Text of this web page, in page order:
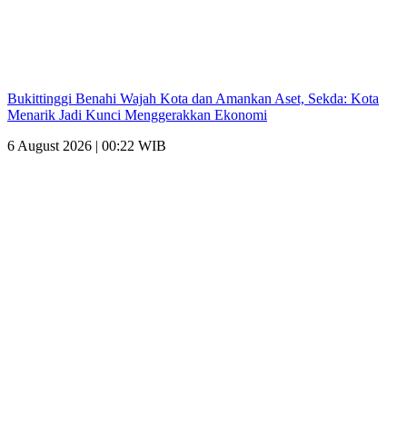
Bukittinggi Benahi Wajah Kota dan Amankan Aset, Sekda: Kota
Menarik Jadi Kunci Menggerakkan Ekonomi
6 August 2026 | 00:22 WIB